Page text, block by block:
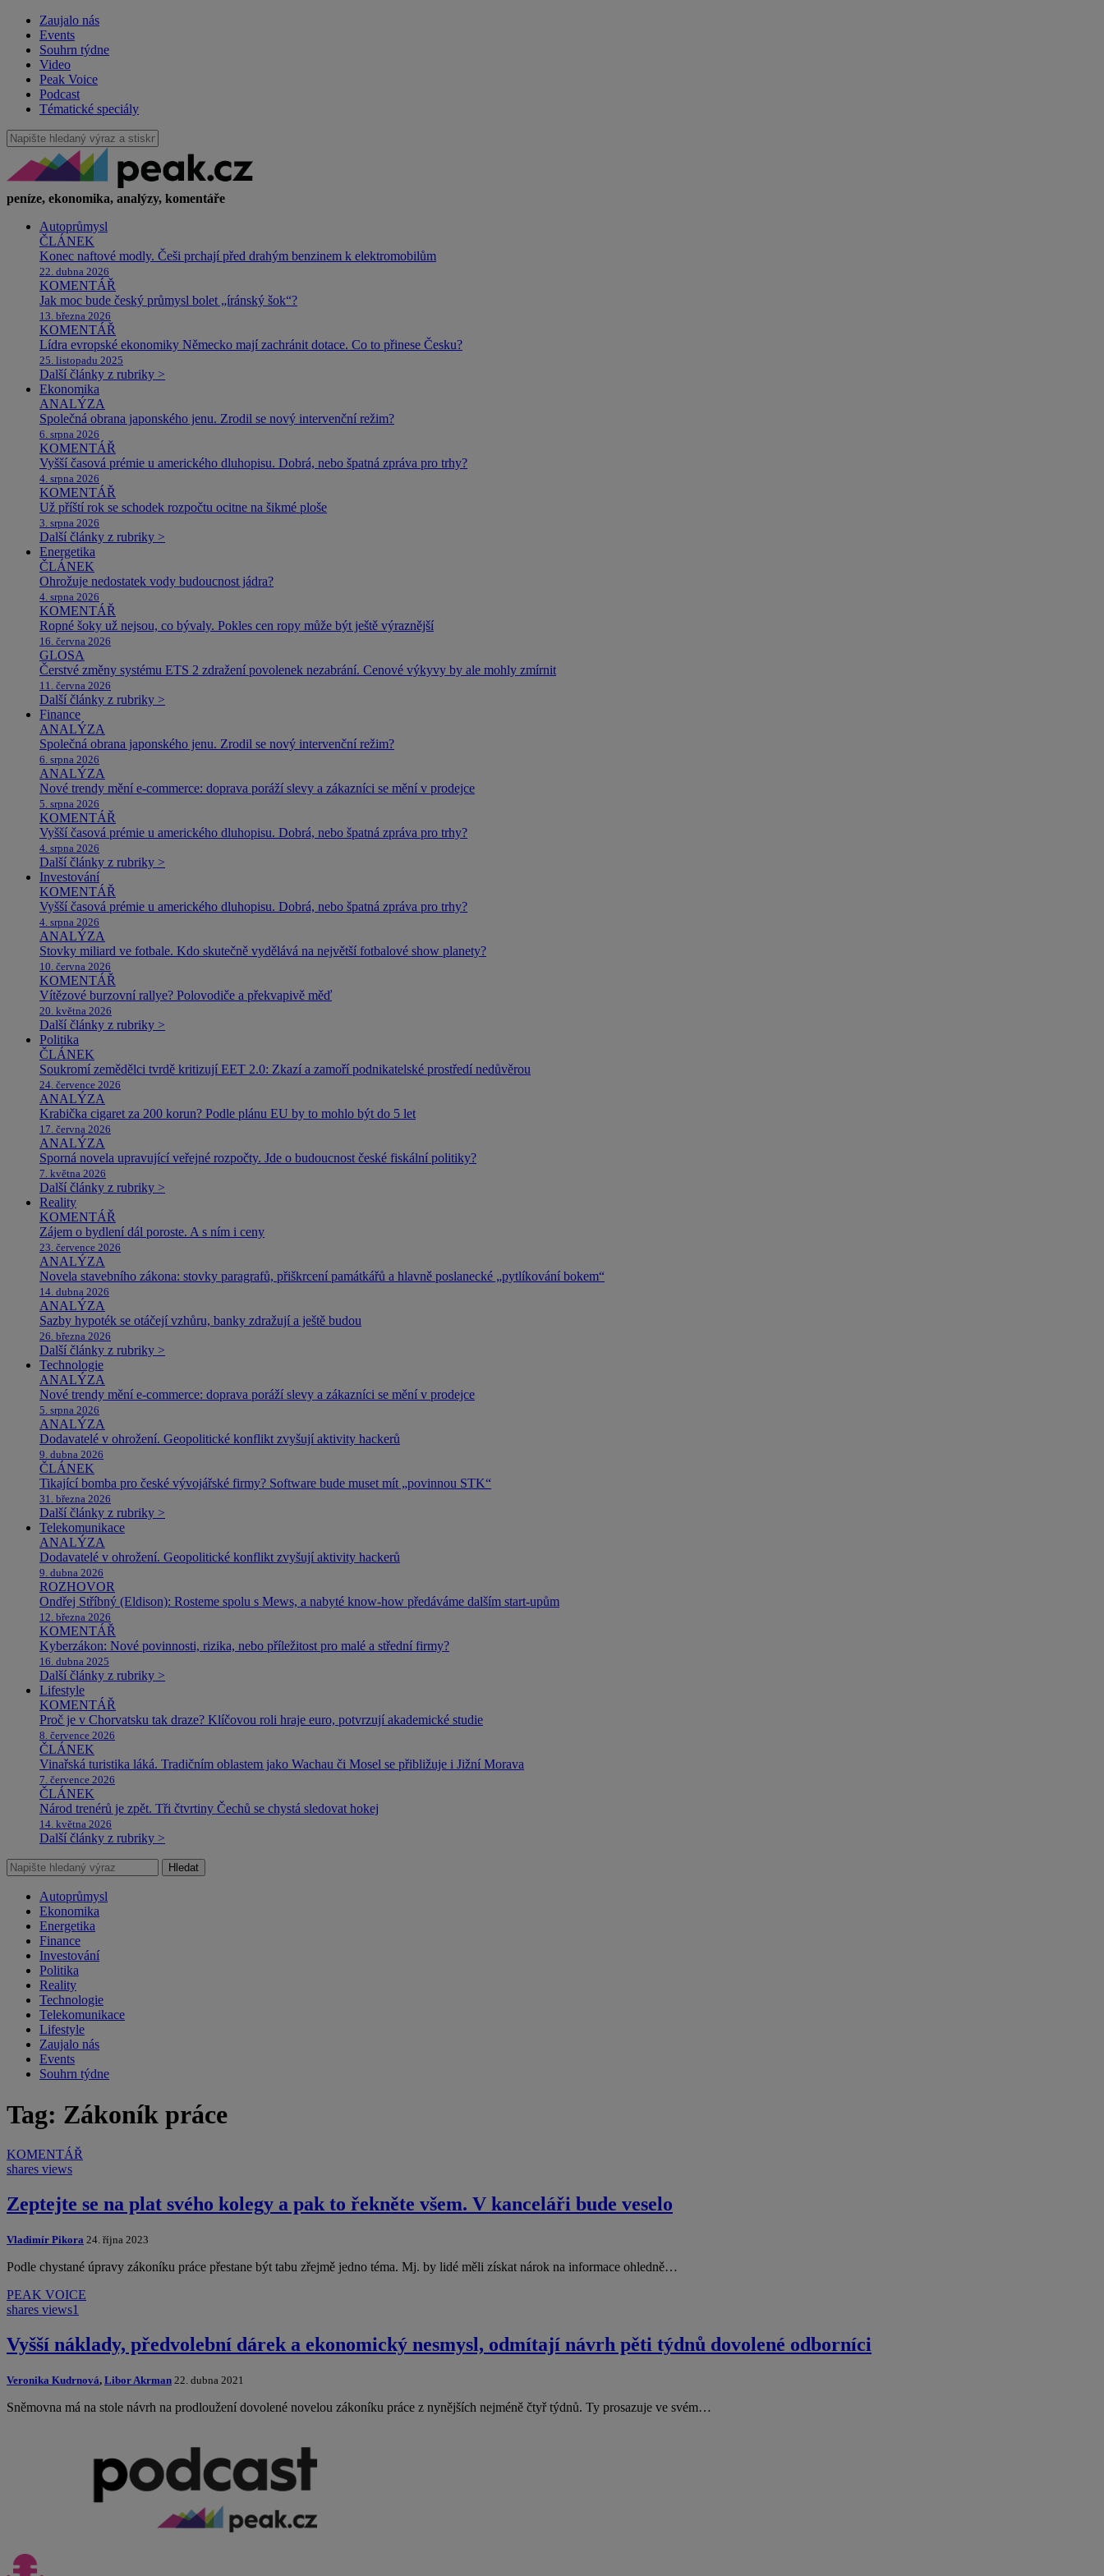
Zaujalo nás
Events
Souhrn týdne
Video
Peak Voice
Podcast
Tématické speciály
peníze, ekonomika, analýzy, komentáře
Autoprůmysl
ČLÁNEK
Konec naftové modly. Češi prchají před drahým benzinem k elektromobilům
22. dubna 2026
KOMENTÁŘ
Jak moc bude český průmysl bolet „íránský šok“?
13. března 2026
KOMENTÁŘ
Lídra evropské ekonomiky Německo mají zachránit dotace. Co to přinese Česku?
25. listopadu 2025
Další články z rubriky >
Ekonomika
ANALÝZA
Společná obrana japonského jenu. Zrodil se nový intervenční režim?
6. srpna 2026
KOMENTÁŘ
Vyšší časová prémie u amerického dluhopisu. Dobrá, nebo špatná zpráva pro trhy?
4. srpna 2026
KOMENTÁŘ
Už příští rok se schodek rozpočtu ocitne na šikmé ploše
3. srpna 2026
Další články z rubriky >
Energetika
ČLÁNEK
Ohrožuje nedostatek vody budoucnost jádra?
4. srpna 2026
KOMENTÁŘ
Ropné šoky už nejsou, co bývaly. Pokles cen ropy může být ještě výraznější
16. června 2026
GLOSA
Čerstvé změny systému ETS 2 zdražení povolenek nezabrání. Cenové výkyvy by ale mohly zmírnit
11. června 2026
Další články z rubriky >
Finance
ANALÝZA
Společná obrana japonského jenu. Zrodil se nový intervenční režim?
6. srpna 2026
ANALÝZA
Nové trendy mění e-commerce: doprava poráží slevy a zákazníci se mění v prodejce
5. srpna 2026
KOMENTÁŘ
Vyšší časová prémie u amerického dluhopisu. Dobrá, nebo špatná zpráva pro trhy?
4. srpna 2026
Další články z rubriky >
Investování
KOMENTÁŘ
Vyšší časová prémie u amerického dluhopisu. Dobrá, nebo špatná zpráva pro trhy?
4. srpna 2026
ANALÝZA
Stovky miliard ve fotbale. Kdo skutečně vydělává na největší fotbalové show planety?
10. června 2026
KOMENTÁŘ
Vítězové burzovní rallye? Polovodiče a překvapivě měď
20. května 2026
Další články z rubriky >
Politika
ČLÁNEK
Soukromí zemědělci tvrdě kritizují EET 2.0: Zkazí a zamoří podnikatelské prostředí nedůvěrou
24. července 2026
ANALÝZA
Krabička cigaret za 200 korun? Podle plánu EU by to mohlo být do 5 let
17. června 2026
ANALÝZA
Sporná novela upravující veřejné rozpočty. Jde o budoucnost české fiskální politiky?
7. května 2026
Další články z rubriky >
Reality
KOMENTÁŘ
Zájem o bydlení dál poroste. A s ním i ceny
23. července 2026
ANALÝZA
Novela stavebního zákona: stovky paragrafů, přiškrcení památkářů a hlavně poslanecké „pytlíkování bokem“
14. dubna 2026
ANALÝZA
Sazby hypoték se otáčejí vzhůru, banky zdražují a ještě budou
26. března 2026
Další články z rubriky >
Technologie
ANALÝZA
Nové trendy mění e-commerce: doprava poráží slevy a zákazníci se mění v prodejce
5. srpna 2026
ANALÝZA
Dodavatelé v ohrožení. Geopolitické konflikt zvyšují aktivity hackerů
9. dubna 2026
ČLÁNEK
Tikající bomba pro české vývojářské firmy? Software bude muset mít „povinnou STK“
31. března 2026
Další články z rubriky >
Telekomunikace
ANALÝZA
Dodavatelé v ohrožení. Geopolitické konflikt zvyšují aktivity hackerů
9. dubna 2026
ROZHOVOR
Ondřej Stříbný (Eldison): Rosteme spolu s Mews, a nabyté know-how předáváme dalším start-upům
12. března 2026
KOMENTÁŘ
Kyberzákon: Nové povinnosti, rizika, nebo příležitost pro malé a střední firmy?
16. dubna 2025
Další články z rubriky >
Lifestyle
KOMENTÁŘ
Proč je v Chorvatsku tak draze? Klíčovou roli hraje euro, potvrzují akademické studie
8. července 2026
ČLÁNEK
Vinařská turistika láká. Tradičním oblastem jako Wachau či Mosel se přibližuje i Jižní Morava
7. července 2026
ČLÁNEK
Národ trenérů je zpět. Tři čtvrtiny Čechů se chystá sledovat hokej
14. května 2026
Další články z rubriky >
Hledat
Autoprůmysl
Ekonomika
Energetika
Finance
Investování
Politika
Reality
Technologie
Telekomunikace
Lifestyle
Zaujalo nás
Events
Souhrn týdne
Tag: Zákoník práce
KOMENTÁŘ
shares views
Zeptejte se na plat svého kolegy a pak to řekněte všem. V kanceláři bude veselo
Vladimír Pikora 24. října 2023
Podle chystané úpravy zákoníku práce přestane být tabu zřejmě jedno téma. Mj. by lidé měli získat nárok na informace ohledně…
PEAK VOICE
shares views1
Vyšší náklady, předvolební dárek a ekonomický nesmysl, odmítají návrh pěti týdnů dovolené odborníci
Veronika Kudrnová, Libor Akrman 22. dubna 2021
Sněmovna má na stole návrh na prodloužení dovolené novelou zákoníku práce z nynějších nejméně čtyř týdnů. Ty prosazuje ve svém…